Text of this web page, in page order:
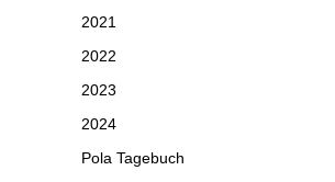
2021
2022
2023
2024
Pola Tagebuch